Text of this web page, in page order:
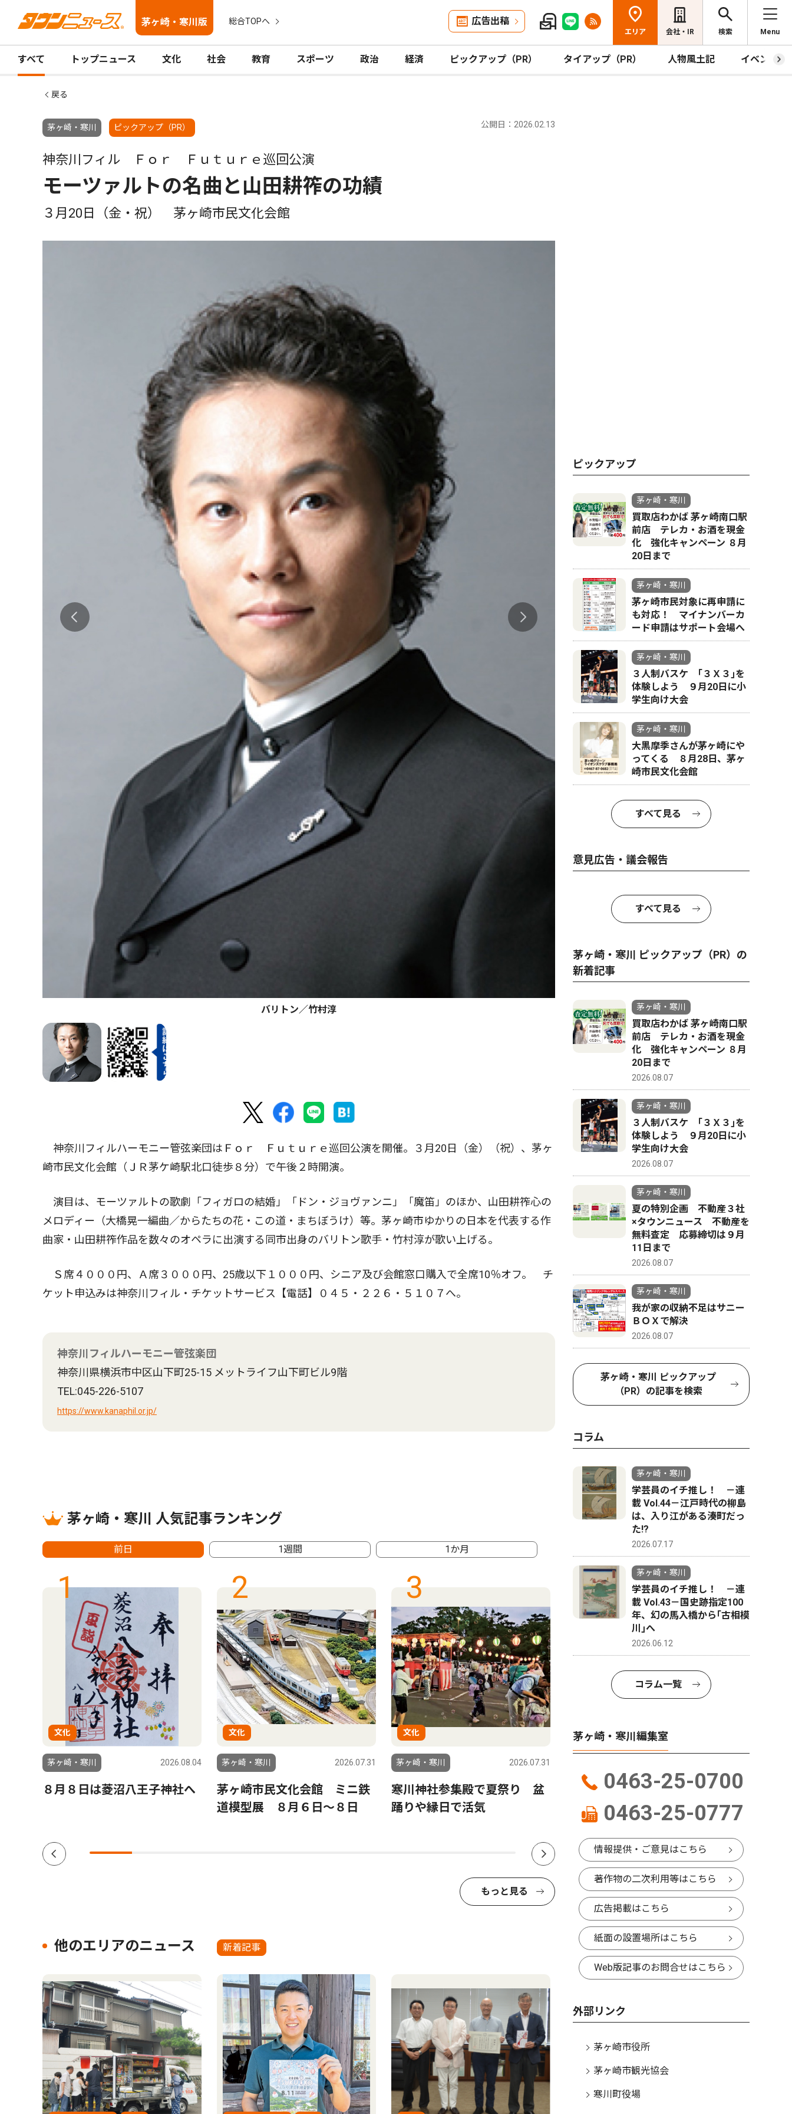
茅ヶ崎・寒川版 総合TOPへ 広告出稿
エリア 会社・IR 検索 Menu
すべて トップニュース 文化 社会 教育 スポーツ 政治 経済 ピックアップ（PR） タイアップ（PR） 人物風土記 イベント
戻る
茅ヶ崎・寒川 ピックアップ（PR） 公開日：2026.02.13
神奈川フィル Ｆｏｒ Ｆｕｔｕｒｅ巡回公演
モーツァルトの名曲と山田耕筰の功績
３月20日（金・祝） 茅ヶ崎市民文化会館
バリトン／竹村淳
神奈川フィルハーモニー管弦楽団はＦｏｒ Ｆｕｔｕｒｅ巡回公演を開催。３月20日（金）（祝）、茅ヶ
崎市民文化会館（ＪＲ茅ケ崎駅北口徒歩８分）で午後２時開演。
演目は、モーツァルトの歌劇「フィガロの結婚」「ドン・ジョヴァンニ」「魔笛」のほか、山田耕筰心の
メロディー（大橋晃一編曲／からたちの花・この道・まちぼうけ）等。茅ヶ崎市ゆかりの日本を代表する作
曲家・山田耕筰作品を数々のオペラに出演する同市出身のバリトン歌手・竹村淳が歌い上げる。
Ｓ席４０００円、Ａ席３０００円、25歳以下１０００円、シニア及び会館窓口購入で全席10％オフ。 チ
ケット申込みは神奈川フィル・チケットサービス【電話】０４５・２２６・５１０７へ。
神奈川フィルハーモニー管弦楽団
神奈川県横浜市中区山下町25-15 メットライフ山下町ビル9階
TEL:045-226-5107
https://www.kanaphil.or.jp/
茅ヶ崎・寒川 人気記事ランキング
前日 1週間 1か月
1
文化
茅ヶ崎・寒川 2026.08.04
８月８日は菱沼八王子神社へ
2
文化
茅ヶ崎・寒川 2026.07.31
茅ヶ崎市民文化会館 ミニ鉄
道模型展 ８月６日〜８日
3
文化
茅ヶ崎・寒川 2026.07.31
寒川神社参集殿で夏祭り 盆
踊りや縁日で活気
4
ピックアップ（PR）
大黒摩季さんが茅ヶ崎にやっ
てくる ８月28日、茅ヶ崎市
民文化会館
茅ヶ崎
出馬表
もっと見る
他のエリアのニュース 新着記事
ピックアップ
茅ヶ崎・寒川
買取店わかば 茅ヶ崎南口駅
前店 テレカ・お酒を現金
化 強化キャンペーン ８月
20日まで
茅ヶ崎・寒川
茅ヶ崎市民対象に再申請に
も対応！ マイナンバーカ
ード申請はサポート会場へ
茅ヶ崎・寒川
３人制バスケ ｢３Ｘ３｣を
体験しよう ９月20日に小
学生向け大会
茅ヶ崎・寒川
大黒摩季さんが茅ヶ崎にや
ってくる ８月28日、茅ヶ
崎市民文化会館
すべて見る
意見広告・議会報告
すべて見る
茅ヶ崎・寒川 ピックアップ（PR）の
新着記事
茅ヶ崎・寒川
買取店わかば 茅ヶ崎南口駅
前店 テレカ・お酒を現金
化 強化キャンペーン ８月
20日まで
2026.08.07
茅ヶ崎・寒川
３人制バスケ ｢３Ｘ３｣を
体験しよう ９月20日に小
学生向け大会
2026.08.07
茅ヶ崎・寒川
夏の特別企画 不動産３社
×タウンニュース 不動産を
無料査定 応募締切は９月
11日まで
2026.08.07
茅ヶ崎・寒川
我が家の収納不足はサニー
ＢＯＸで解決
2026.08.07
茅ヶ崎・寒川 ピックアップ
（PR）の記事を検索
コラム
茅ヶ崎・寒川
学芸員のイチ推し！ －連
載 Vol.44－江戸時代の柳島
は、入り江がある湊町だっ
た!?
2026.07.17
茅ヶ崎・寒川
学芸員のイチ推し！ －連
載 Vol.43－国史跡指定100
年、幻の馬入橋から｢古相模
川｣へ
2026.06.12
コラム一覧
茅ヶ崎・寒川編集室
0463-25-0700
0463-25-0777
情報提供・ご意見はこちら
著作物の二次利用等はこちら
広告掲載はこちら
紙面の設置場所はこちら
Web版記事のお問合せはこちら
外部リンク
茅ヶ崎市役所
茅ヶ崎市観光協会
寒川町役場